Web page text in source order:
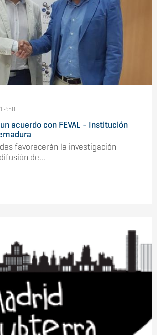
acuerdo con FEVAL - Institución
favorecerán la investigación
de...